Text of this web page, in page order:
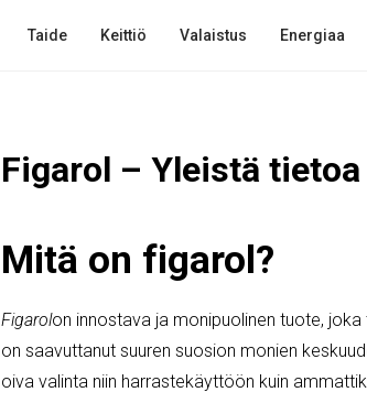
Taide Keittiö Valaistus Energiaa
Figarol – Yleistä
Mitä on figarol?
Figarolon innostava ja monipuolinen tuote,
on saavuttanut suuren suosion monien
oiva valinta niin harrastekäyttöön kuin